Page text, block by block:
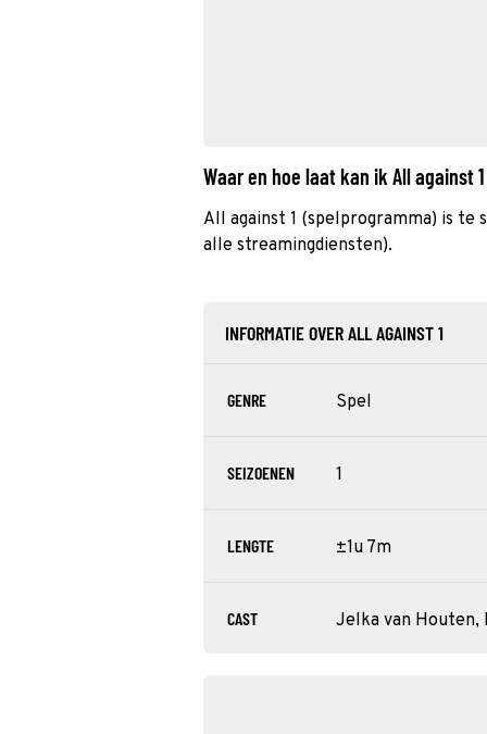
Waar en hoe laat kan ik All against
All against 1 (spelprogramma) is te
alle streamingdiensten).
INFORMATIE OVER ALL AGAINST 1
GENRE Spel
SEIZOENEN 1
LENGTE ±1u 7m
CAST Jelka van Houten,